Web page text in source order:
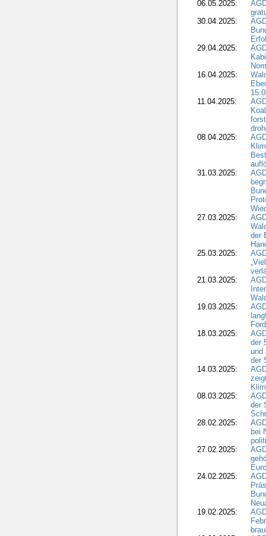
06.05.2025:
30.04.2025:
29.04.2025:
16.04.2025:
11.04.2025:
08.04.2025:
31.03.2025:
27.03.2025:
der
25.03.2025:
21.03.2025:
19.03.2025:
18.03.2025:
der
und
der
14.03.2025:
08.03.2025:
der
28.02.2025:
bei
27.02.2025:
24.02.2025:
19.02.2025: